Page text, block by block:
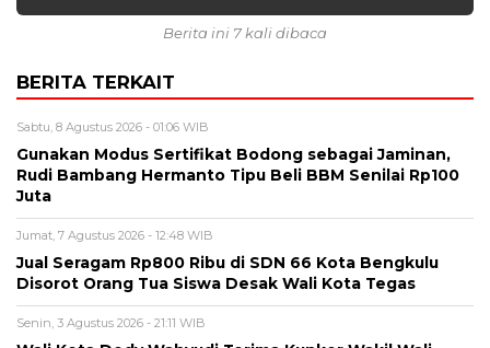
Berita ini 7 kali dibaca
BERITA TERKAIT
Sabtu, 8 Agustus 2026 - 01:06 WIB
Gunakan Modus Sertifikat Bodong sebagai Jaminan,
Rudi Bambang Hermanto Tipu Beli BBM Senilai Rp100
Juta
Jumat, 7 Agustus 2026 - 12:48 WIB
Jual Seragam Rp800 Ribu di SDN 66 Kota Bengkulu
Disorot Orang Tua Siswa Desak Wali Kota Tegas
Senin, 3 Agustus 2026 - 21:11 WIB